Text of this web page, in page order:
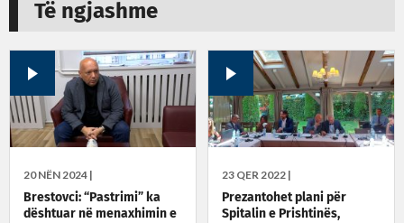
Të ngjashme
20 NËN 2024 |
Brestovci: “Pastrimi” ka
dështuar në menaxhimin e
23 QER 2022 |
​Prezantohet plani për
Spitalin e Prishtinës,